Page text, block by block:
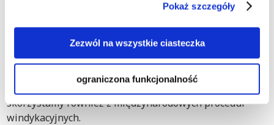
Pokaż szczegóły
Zezwól na wszystkie ciasteczka
ograniczona funkcjonalność
Skorzystaj z naszych usług zarówno w zakresie
pozasądowych, jak i sądowych procedur windykacyjnych
w Polsce. Nasi prawnicy specjalizujący się w windykacji
doskonale orientują się w procesach prawnych w
Radomiu, zapewniając kompleksową pomoc
dostosowaną do Twoich potrzeb. Jeśli będzie to możliwe,
skorzystamy również z międzynarodowych procedur
windykacyjnych.